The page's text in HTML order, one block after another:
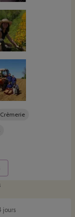
jours
Crèmerie